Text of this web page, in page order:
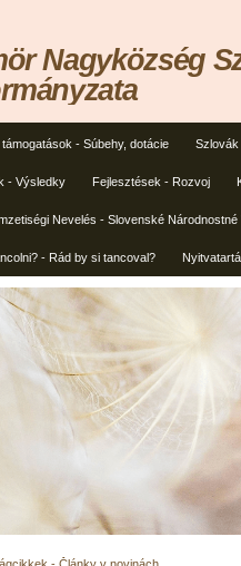
- Súbehy, dotácie
- Výsledky Fejlesztések - Rozvoj
Nevelés - Slovenské Národnostné
- Rád by si tancoval?
Nagyközség